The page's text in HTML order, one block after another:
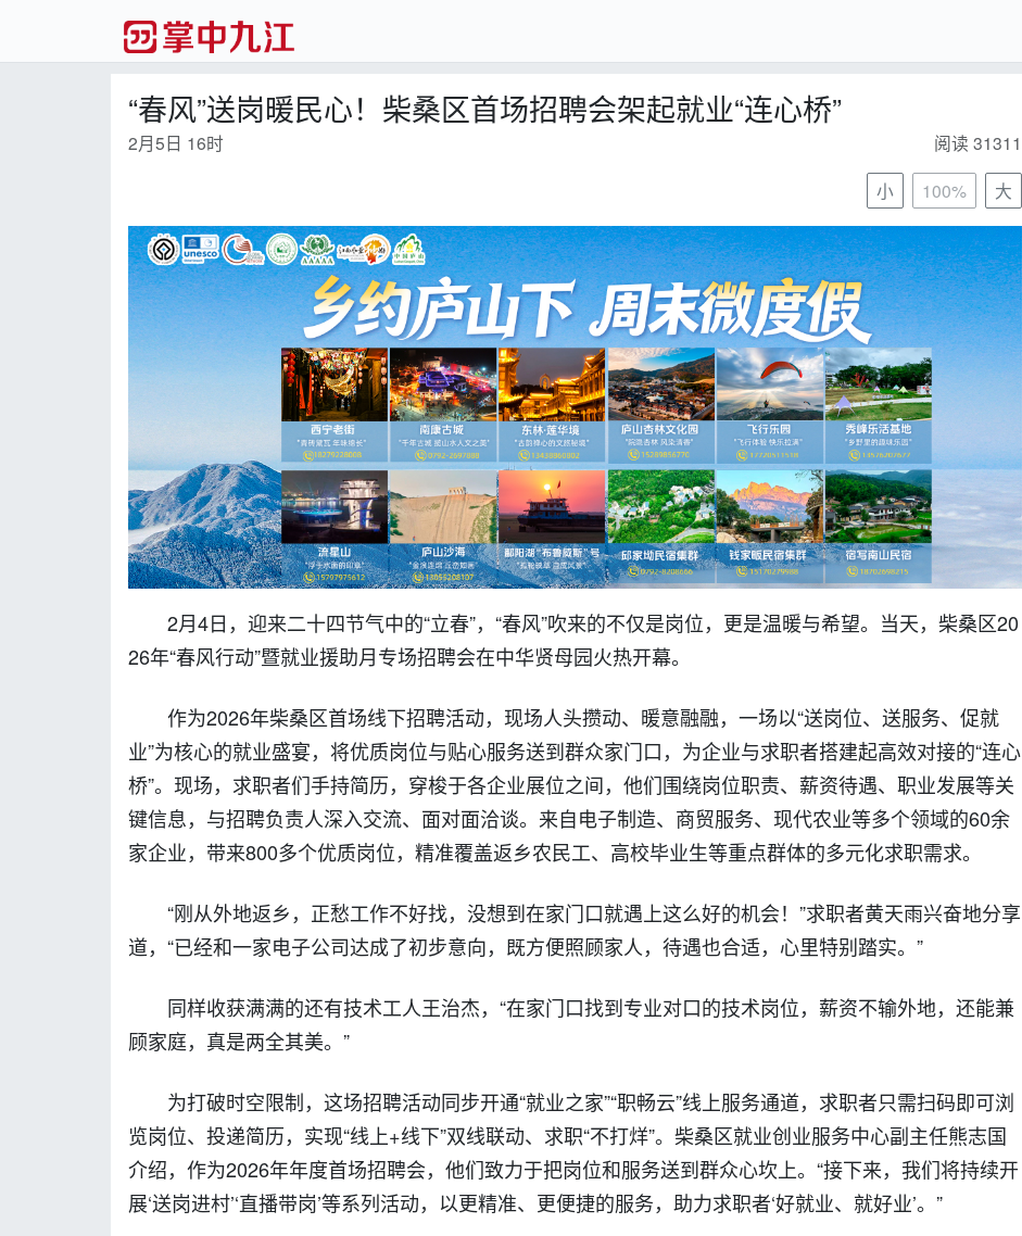
“春风”送岗暖民心！柴桑区首场招聘会架起就业“连心桥”
2月5日 16时
阅读 31311
小
100% 大
2月4日，迎来二十四节气中的“立春”，“春风”吹来的不仅是岗位，更是温暖与希望。当天，柴桑区20
26年“春风行动”暨就业援助月专场招聘会在中华贤母园火热开幕。
作为2026年柴桑区首场线下招聘活动，现场人头攒动、暖意融融，一场以“送岗位、送服务、促就
业”为核心的就业盛宴，将优质岗位与贴心服务送到群众家门口，为企业与求职者搭建起高效对接的“连心
桥”。现场，求职者们手持简历，穿梭于各企业展位之间，他们围绕岗位职责、薪资待遇、职业发展等关
键信息，与招聘负责人深入交流、面对面洽谈。来自电子制造、商贸服务、现代农业等多个领域的60余
家企业，带来800多个优质岗位，精准覆盖返乡农民工、高校毕业生等重点群体的多元化求职需求。
“刚从外地返乡，正愁工作不好找，没想到在家门口就遇上这么好的机会！”求职者黄天雨兴奋地分享
道，“已经和一家电子公司达成了初步意向，既方便照顾家人，待遇也合适，心里特别踏实。”
同样收获满满的还有技术工人王治杰，“在家门口找到专业对口的技术岗位，薪资不输外地，还能兼
顾家庭，真是两全其美。”
为打破时空限制，这场招聘活动同步开通“就业之家”“职畅云”线上服务通道，求职者只需扫码即可浏
览岗位、投递简历，实现“线上+线下”双线联动、求职“不打烊”。柴桑区就业创业服务中心副主任熊志国
介绍，作为2026年年度首场招聘会，他们致力于把岗位和服务送到群众心坎上。“接下来，我们将持续开
展‘送岗进村’‘直播带岗’等系列活动，以更精准、更便捷的服务，助力求职者‘好就业、就好业’。”